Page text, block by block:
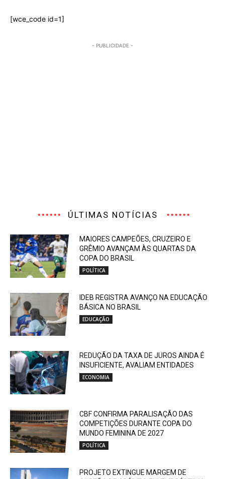
[wce_code id=1]
- PUBLICIDADE -
ÚLTIMAS NOTÍCIAS
MAIORES CAMPEÕES, CRUZEIRO E
GRÊMIO AVANÇAM ÀS QUARTAS DA
COPA DO BRASIL
POLÍTICA
IDEB REGISTRA AVANÇO NA EDUCAÇÃO
BÁSICA NO BRASIL
EDUCAÇÃO
REDUÇÃO DA TAXA DE JUROS AINDA É
INSUFICIENTE, AVALIAM ENTIDADES
ECONOMIA
CBF CONFIRMA PARALISAÇÃO DAS
COMPETIÇÕES DURANTE COPA DO
MUNDO FEMININA DE 2027
POLÍTICA
PROJETO EXTINGUE MARGEM DE